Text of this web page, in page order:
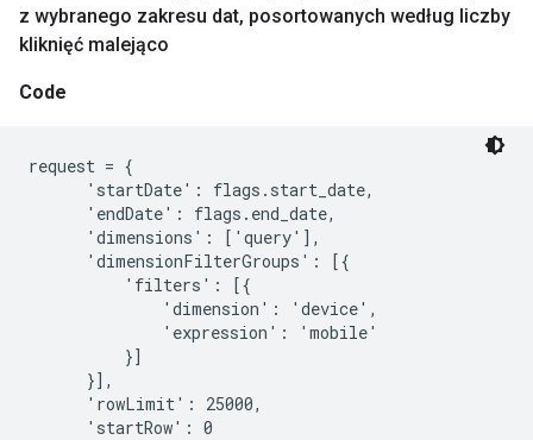
z wybranego zakresu dat, posortowanych według liczby
kliknięć malejąco
Code
request = {
      'startDate': flags.start_date,
      'endDate': flags.end_date,
      'dimensions': ['query'],
      'dimensionFilterGroups': [{
          'filters': [{
              'dimension': 'device',
              'expression': 'mobile'
          }]
      }],
      'rowLimit': 25000,
      'startRow': 0